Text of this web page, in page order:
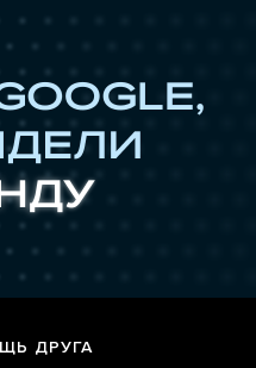
ДРУГА